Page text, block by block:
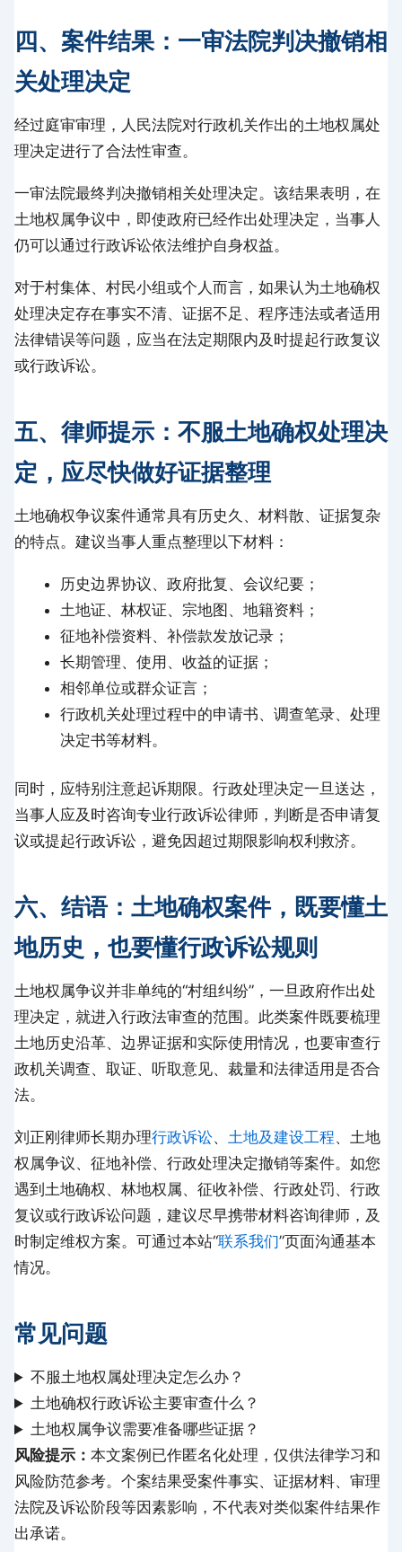
四、案件结果：一审法院判决撤销相
关处理决定
经过庭审审理，人民法院对行政机关作出的土地权属处
理决定进行了合法性审查。
一审法院最终判决撤销相关处理决定。该结果表明，在
土地权属争议中，即使政府已经作出处理决定，当事人
仍可以通过行政诉讼依法维护自身权益。
对于村集体、村民小组或个人而言，如果认为土地确权
处理决定存在事实不清、证据不足、程序违法或者适用
法律错误等问题，应当在法定期限内及时提起行政复议
或行政诉讼。
五、律师提示：不服土地确权处理决
定，应尽快做好证据整理
土地确权争议案件通常具有历史久、材料散、证据复杂
的特点。建议当事人重点整理以下材料：
历史边界协议、政府批复、会议纪要；
土地证、林权证、宗地图、地籍资料；
征地补偿资料、补偿款发放记录；
长期管理、使用、收益的证据；
相邻单位或群众证言；
行政机关处理过程中的申请书、调查笔录、处理
决定书等材料。
同时，应特别注意起诉期限。行政处理决定一旦送达，
当事人应及时咨询专业行政诉讼律师，判断是否申请复
议或提起行政诉讼，避免因超过期限影响权利救济。
六、结语：土地确权案件，既要懂土
地历史，也要懂行政诉讼规则
土地权属争议并非单纯的“村组纠纷”，一旦政府作出处
理决定，就进入行政法审查的范围。此类案件既要梳理
土地历史沿革、边界证据和实际使用情况，也要审查行
政机关调查、取证、听取意见、裁量和法律适用是否合
法。
刘正刚律师长期办理行政诉讼、 土地及建设工程、土地
权属争议、征地补偿、行政处理决定撤销等案件。如您
遇到土地确权、林地权属、征收补偿、行政处罚、行政
复议或行政诉讼问题，建议尽早携带材料咨询律师，及
时制定维权方案。可通过本站“联系我们”页面沟通基本
情况。
常见问题
不服土地权属处理决定怎么办？
土地确权行政诉讼主要审查什么？
土地权属争议需要准备哪些证据？
风险提示： 本文案例已作匿名化处理，仅供法律学习和
风险防范参考。个案结果受案件事实、证据材料、审理
法院及诉讼阶段等因素影响，不代表对类似案件结果作
出承诺。